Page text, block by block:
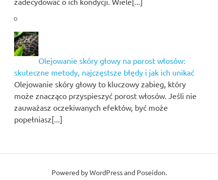
Olejowanie skóry głowy na porost włosów:
skuteczne metody, najczęstsze błędy i jak ich unikać
Olejowanie skóry głowy to kluczowy zabieg, który
może znacząco przyspieszyć porost włosów. Jeśli nie
zauważasz oczekiwanych efektów, być może
popełniasz[...]
Powered byWordPressand Poseidon.